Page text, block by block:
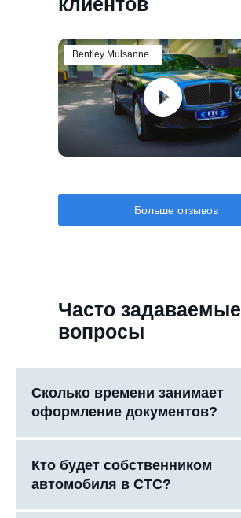
Bentley Mulsanne
Больше отзывов
Часто задаваемые
вопросы
Сколько времени занимает
оформление документов?
Кто будет собственником
автомобиля в СТС?